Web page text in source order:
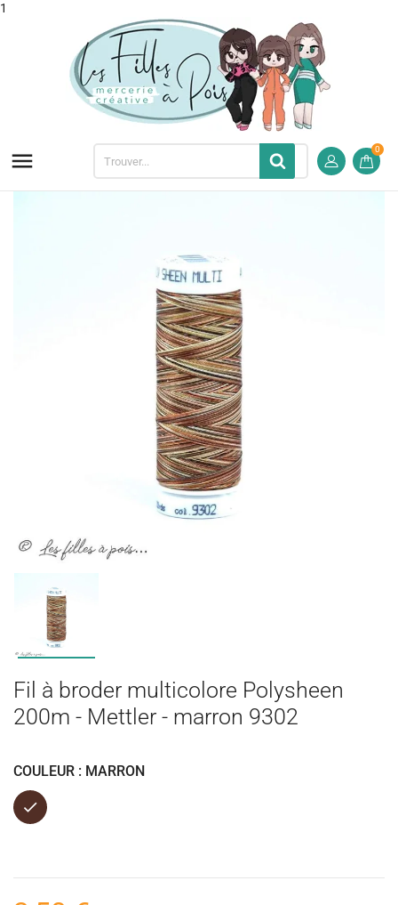
1
 0
Fil à broder multicolore Polysheen
200m - Mettler - marron 9302
COULEUR : MARRON
Marron